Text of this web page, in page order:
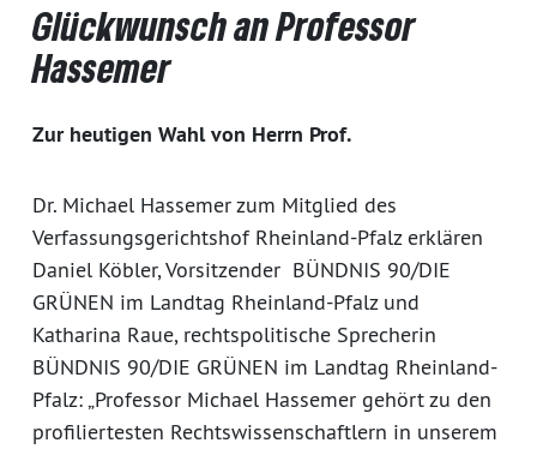
Glückwunsch an Professor
Hassemer
Zur heutigen Wahl von Herrn Prof.
Dr. Michael Hassemer zum Mitglied des
Verfassungsgerichtshof Rheinland-Pfalz erklären
Daniel Köbler, Vorsitzender BÜNDNIS 90/DIE
GRÜNEN im Landtag Rheinland-Pfalz und
Katharina Raue, rechtspolitische Sprecherin
BÜNDNIS 90/DIE GRÜNEN im Landtag Rheinland-
Pfalz: „Professor Michael Hassemer gehört zu den
profiliertesten Rechtswissenschaftlern in unserem